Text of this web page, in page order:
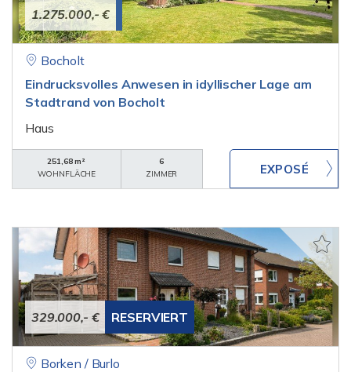
1.275.000,- €
Bocholt
Eindrucksvolles Anwesen in idyllischer Lage am
Stadtrand von Bocholt
Haus
251,68 m²
WOHNFLÄCHE
6
ZIMMER
329.000,- € RESERVIERT
Borken / Burlo